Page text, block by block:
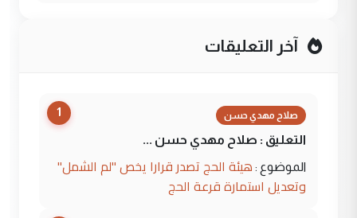
آخر التعليقات
1 صلاح مهدي حسن
التعليق : صلاح مهدي حسن ...
الموضوع : هيئة الحج تصدر قرارا يخص "لم الشمل"
وتعديل استمارة قرعة الحج